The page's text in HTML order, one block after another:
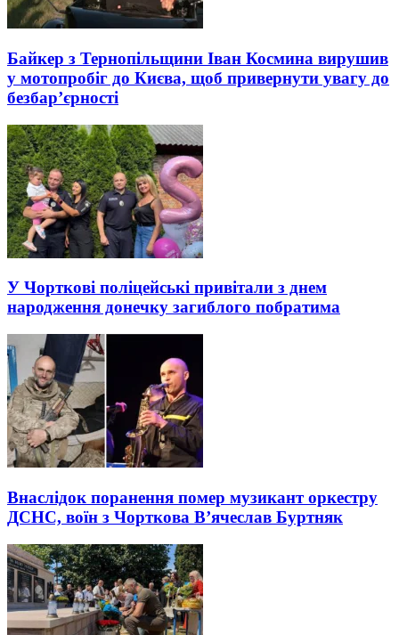
Байкер з Тернопільщини Іван Космина вирушив
у мотопробіг до Києва, щоб привернути увагу до
безбар’єрності
У Чорткові поліцейські привітали з днем
народження донечку загиблого побратима
Внаслідок поранення помер музикант оркестру
ДСНС, воїн з Чорткова В’ячеслав Буртняк